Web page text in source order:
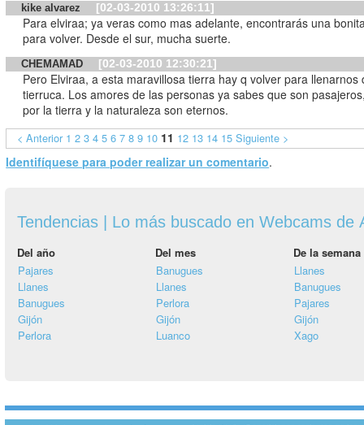
kike alvarez [02-03-2010 13:26:11]
Para elviraa; ya veras como mas adelante, encontrarás una
para volver. Desde el sur, mucha suerte.
CHEMAMAD [02-03-2010 12:30:21]
Pero Elviraa, a esta maravillosa tierra hay q volver para llenarnos
tierruca. Los amores de las personas ya sabes que son
por la tierra y la naturaleza son eternos.
< Anterior 1 2 3 4 5 6 7 8 9 10 11 12 13 14 15 Siguiente >
Identifíquese para poder realizar un comentario.
Tendencias | Lo más buscado en Webcams de
Del año Del mes
De la semana
Pajares
Llanes
Banugues
Gijón
Perlora
Banugues
Llanes
Perlora
Gijón
Luanco
Llanes
Banugues
Pajares
Gijón
Xago